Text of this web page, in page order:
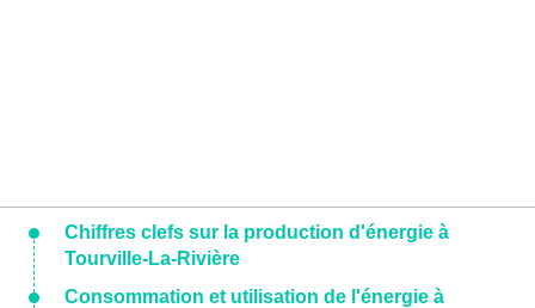
Chiffres clefs sur la production d'énergie à
Tourville-La-Rivière
Consommation et utilisation de l'énergie à